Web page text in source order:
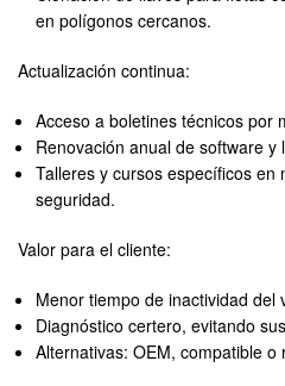
en polígonos cercanos.
Actualización continua:
Acceso a boletines técnicos por
Renovación anual de software y
Talleres y cursos específicos en
seguridad.
Valor para el cliente:
Menor tiempo de inactividad del
Diagnóstico certero, evitando
Alternativas: OEM, compatible